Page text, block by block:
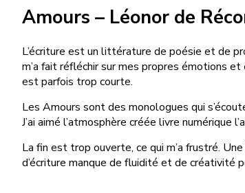
Amours – Léonor de
L’écriture est un littérature de poésie et de
m’a fait réfléchir sur mes propres émotions
est parfois trop courte.
Les Amours sont des monologues qui
J’ai aimé l’atmosphère créée livre numérique
La fin est trop ouverte, ce qui m’a frustré.
d’écriture manque de fluidité et de créativité